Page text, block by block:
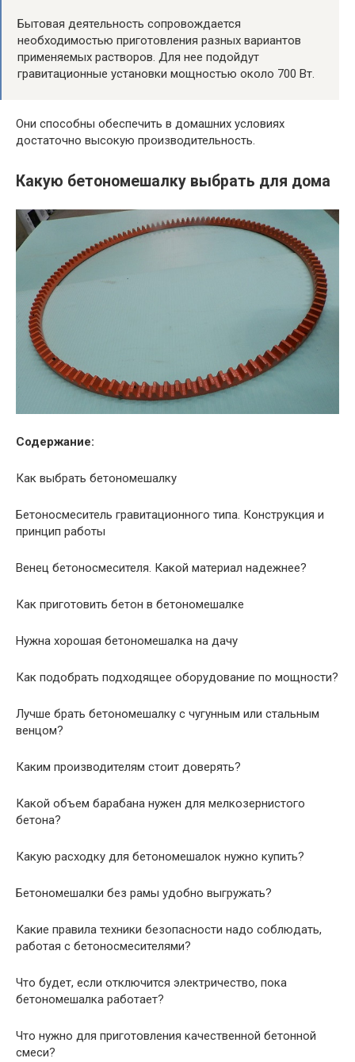
Бытовая деятельность сопровождается
необходимостью приготовления разных вариантов
применяемых растворов. Для нее подойдут
гравитационные установки мощностью около 700 Вт.
Они способны обеспечить в домашних условиях
достаточно высокую производительность.
Какую бетономешалку выбрать для дома
Содержание:
Как выбрать бетономешалку
Бетоносмеситель гравитационного типа. Конструкция и
принцип работы
Венец бетоносмесителя. Какой материал надежнее?
Как приготовить бетон в бетономешалке
Нужна хорошая бетономешалка на дачу
Как подобрать подходящее оборудование по мощности?
Лучше брать бетономешалку с чугунным или стальным
венцом?
Каким производителям стоит доверять?
Какой объем барабана нужен для мелкозернистого
бетона?
Какую расходку для бетономешалок нужно купить?
Бетономешалки без рамы удобно выгружать?
Какие правила техники безопасности надо соблюдать,
работая с бетоносмесителями?
Что будет, если отключится электричество, пока
бетономешалка работает?
Что нужно для приготовления качественной бетонной
смеси?